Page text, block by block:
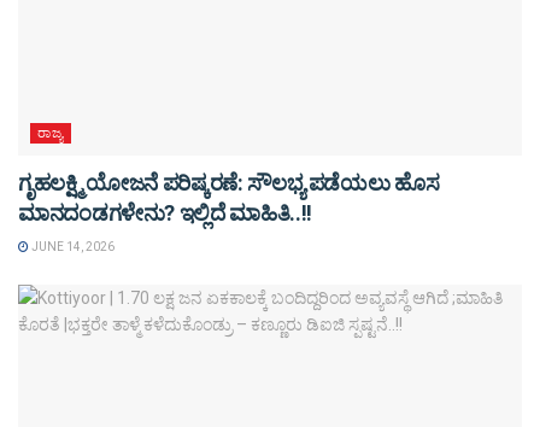
ರಾಜ್ಯ
ಗೃಹಲಕ್ಷ್ಮಿ ಯೋಜನೆ ಪರಿಷ್ಕರಣೆ: ಸೌಲಭ್ಯ ಪಡೆಯಲು ಹೊಸ
ಮಾನದಂಡಗಳೇನು? ಇಲ್ಲಿದೆ ಮಾಹಿತಿ..!!
JUNE 14, 2026